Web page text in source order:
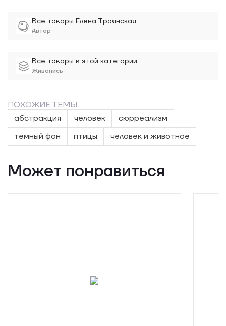
Все товары Елена Троянская
Автор
Все товары в этой категории
Живопись
ПОХОЖИЕ ТЕМЫ
абстракция
человек
сюрреализм
темный фон
птицы человек и животное
Может понравиться